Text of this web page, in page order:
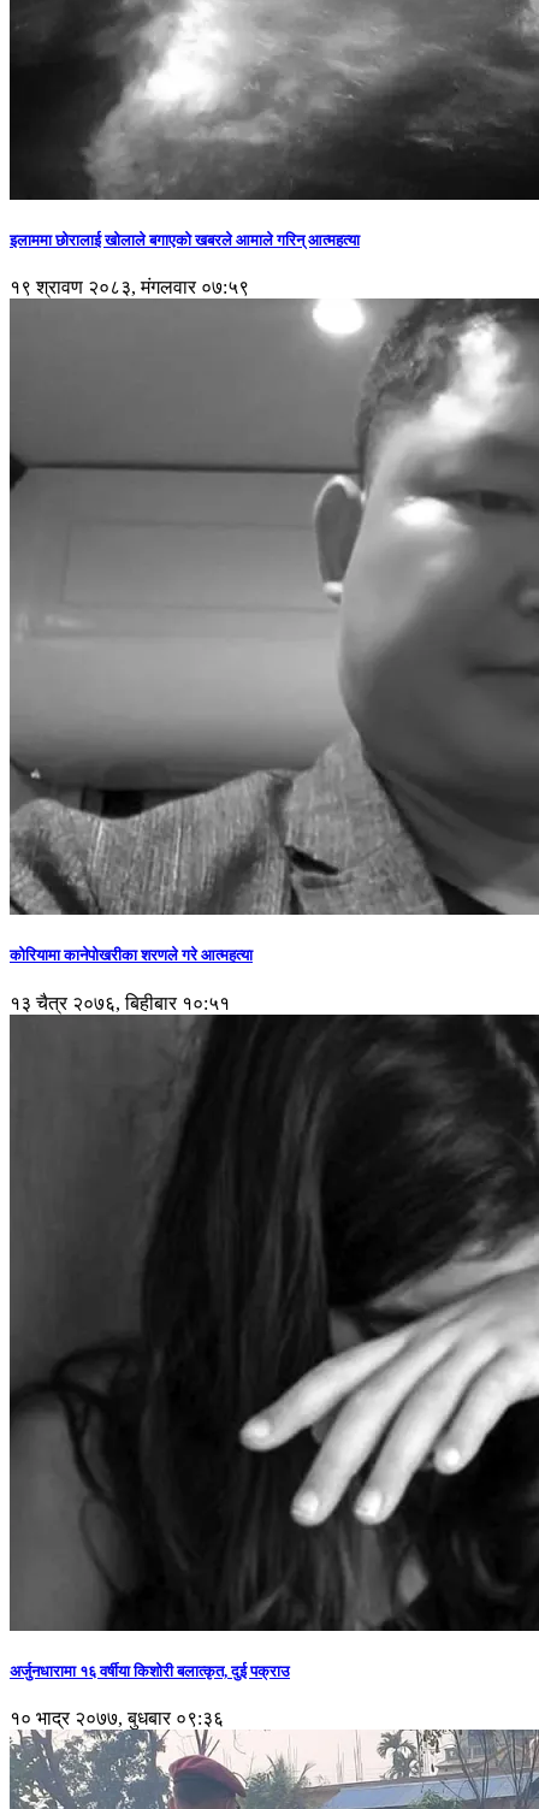
इलाममा छोरालाई खोलाले बगाएकाे खबरले आमाले गरिन् आत्महत्या
१९ श्रावण २०८३, मंगलवार ०७:५९
कोरियामा कानेपोखरीका शरणले गरे आत्महत्या
१३ चैत्र २०७६, बिहीबार १०:५१
अर्जुनधारामा १६ वर्षीया किशोरी बलात्कृत, दुई पक्राउ
१० भाद्र २०७७, बुधबार ०९:३६